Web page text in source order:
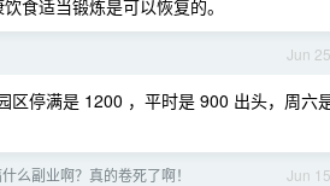
食适当锻炼是可以恢复的。
Jun 25
区停满是 1200 ，平时是 900 出头，周六
Jun 15
么副业啊？真的卷死了啊！